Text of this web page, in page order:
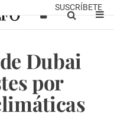
SUSCRÍBETE
Dubai
por